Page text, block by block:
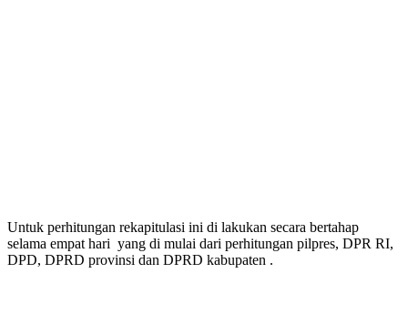
Untuk perhitungan rekapitulasi ini di lakukan secara bertahap
selama empat hari yang di mulai dari perhitungan pilpres, DPR RI,
DPD, DPRD provinsi dan DPRD kabupaten .